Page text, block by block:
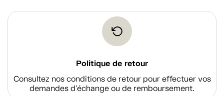
Politique de retour
Consultez nos conditions de retour pour effectuer vos
demandes d'échange ou de remboursement.